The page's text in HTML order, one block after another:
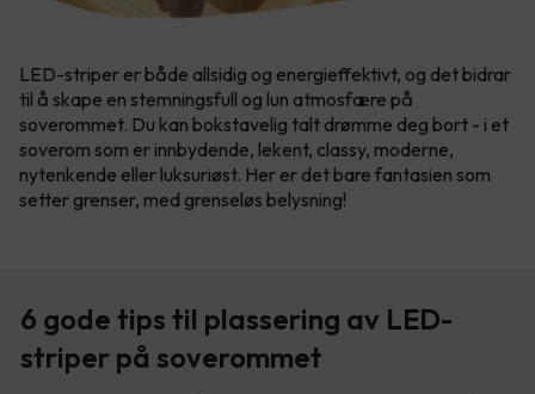
LED-striper er både allsidig og energieffektivt, og det bidrar
til å skape en stemningsfull og lun atmosfære på
soverommet. Du kan bokstavelig talt drømme deg bort - i et
soverom som er innbydende, lekent, classy, moderne,
nytenkende eller luksuriøst. Her er det bare fantasien som
setter grenser, med grenseløs belysning!
6 gode tips til plassering av LED-
striper på soverommet